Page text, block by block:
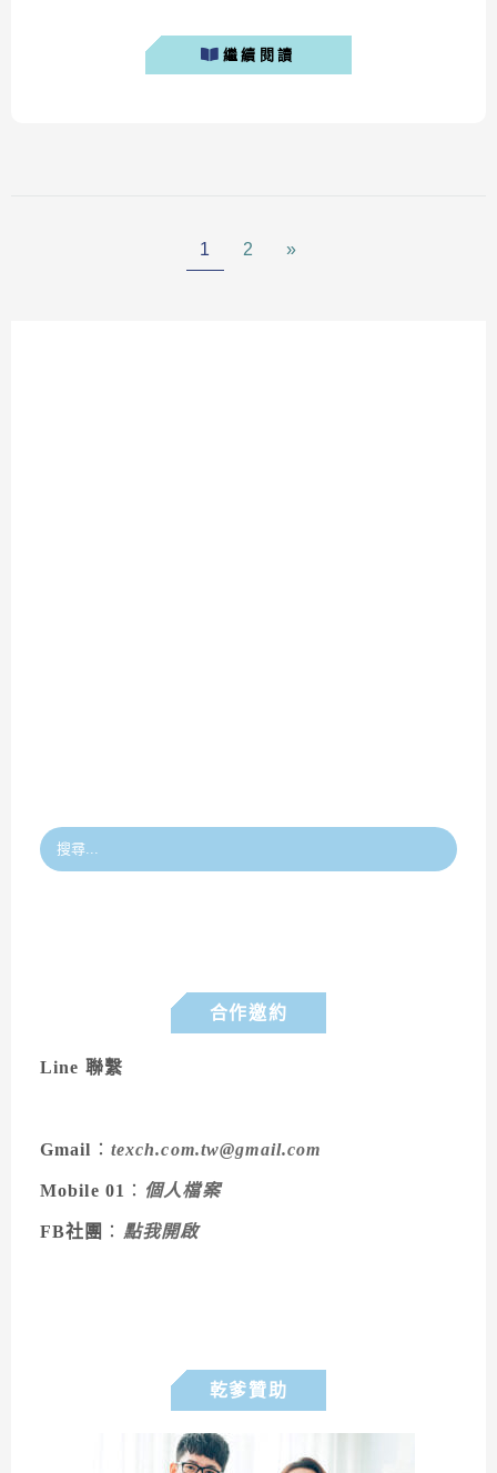
Free+ 這款耳機在網路上討論度相當高，筆者也因此禁不
起誘惑入手，雖然開箱時間有些晚，但筆者堅信：好產品
繼續閱讀
1 2 »
合作邀約
Line 聯繫
Gmail ： texch.com.tw@gmail.com
Mobile 01 ： 個人檔案
FB社團 ： 點我開啟
乾爹贊助